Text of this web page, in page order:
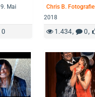
9. Mai
0
Chris B. Fotografie
2018
1.434 0